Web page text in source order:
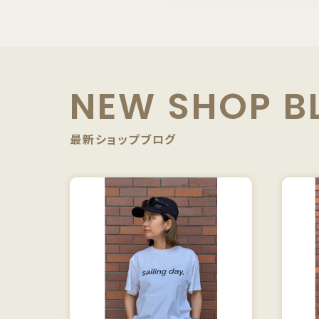
NEW SHOP
最新ショップブログ